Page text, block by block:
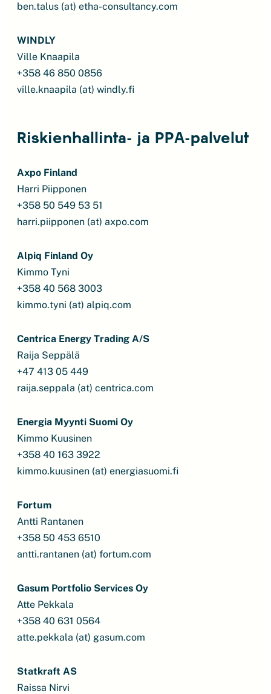
ben.talus (at) etha-consultancy.com
WINDLY
Ville Knaapila
+358 46 850 0856
ville.knaapila (at) windly.fi
Riskienhallinta- ja PPA-palvelut
Axpo Finland
Harri Piipponen
+358 50 549 53 51
harri.piipponen (at) axpo.com
Alpiq Finland Oy
Kimmo Tyni
+358 40 568 3003
kimmo.tyni (at) alpiq.com
Centrica Energy Trading A/S
Raija Seppälä
+47 413 05 449
raija.seppala (at) centrica.com
Energia Myynti Suomi Oy
Kimmo Kuusinen
+358 40 163 3922
kimmo.kuusinen (at) energiasuomi.fi
Fortum
Antti Rantanen
+358 50 453 6510
antti.rantanen (at) fortum.com
Gasum Portfolio Services Oy
Atte Pekkala
+358 40 631 0564
atte.pekkala (at) gasum.com
Statkraft AS
Raissa Nirvi